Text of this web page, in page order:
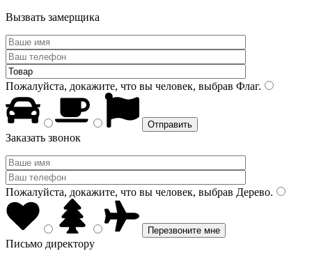
Вызвать замерщика
Пожалуйста, докажите, что вы человек, выбрав Флаг.
Заказать звонок
Пожалуйста, докажите, что вы человек, выбрав Дерево.
Письмо директору